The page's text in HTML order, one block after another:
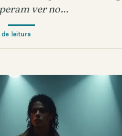
ver no…
de leitura